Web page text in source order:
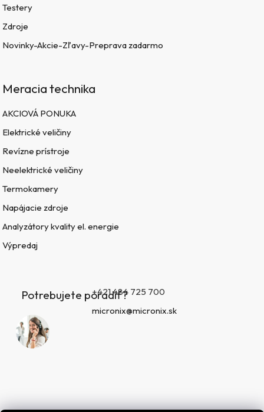
Testery
Zdroje
Novinky-Akcie-Zľavy-Preprava zadarmo
Meracia technika
AKCIOVÁ PONUKA
Elektrické veličiny
Revízne prístroje
Neelektrické veličiny
Termokamery
Napájacie zdroje
Analyzátory kvality el. energie
Výpredaj
Potrebujete poradiť?+421 484 725 700
micronix@micronix.sk